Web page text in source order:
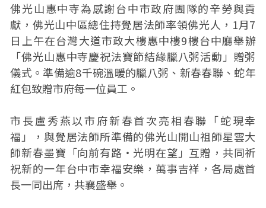
佛光山惠中寺為感謝台中市政府團隊的辛勞與貢
獻，佛光山中區總住持覺居法師率領佛光人，1月7
日上午在台灣大道市政大樓惠中樓9樓台中廳舉辦
「佛光山惠中寺慶祝法寶節結緣臘八粥活動」贈粥
儀式。準備逾8千碗溫暖的臘八粥、新春春聯、蛇年
紅包致贈市府每一位員工。
市長盧秀燕以市府新春首次亮相春聯「蛇現幸
福」，與覺居法師所準備的佛光山開山祖師星雲大
師新春墨寶「向前有路‧光明在望」互贈，共同祈
祝新的一年台中市幸福安樂，萬事吉祥，各局處首
長一同出席，共襄盛舉。